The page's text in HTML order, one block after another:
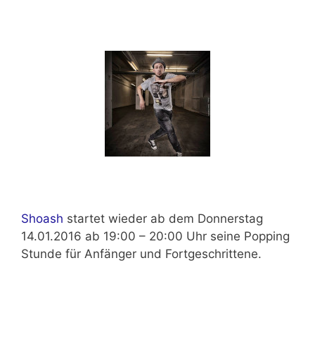
Shoash startet wieder ab dem Donnerstag
14.01.2016 ab 19:00 – 20:00 Uhr seine Popping
Stunde für Anfänger und Fortgeschrittene.